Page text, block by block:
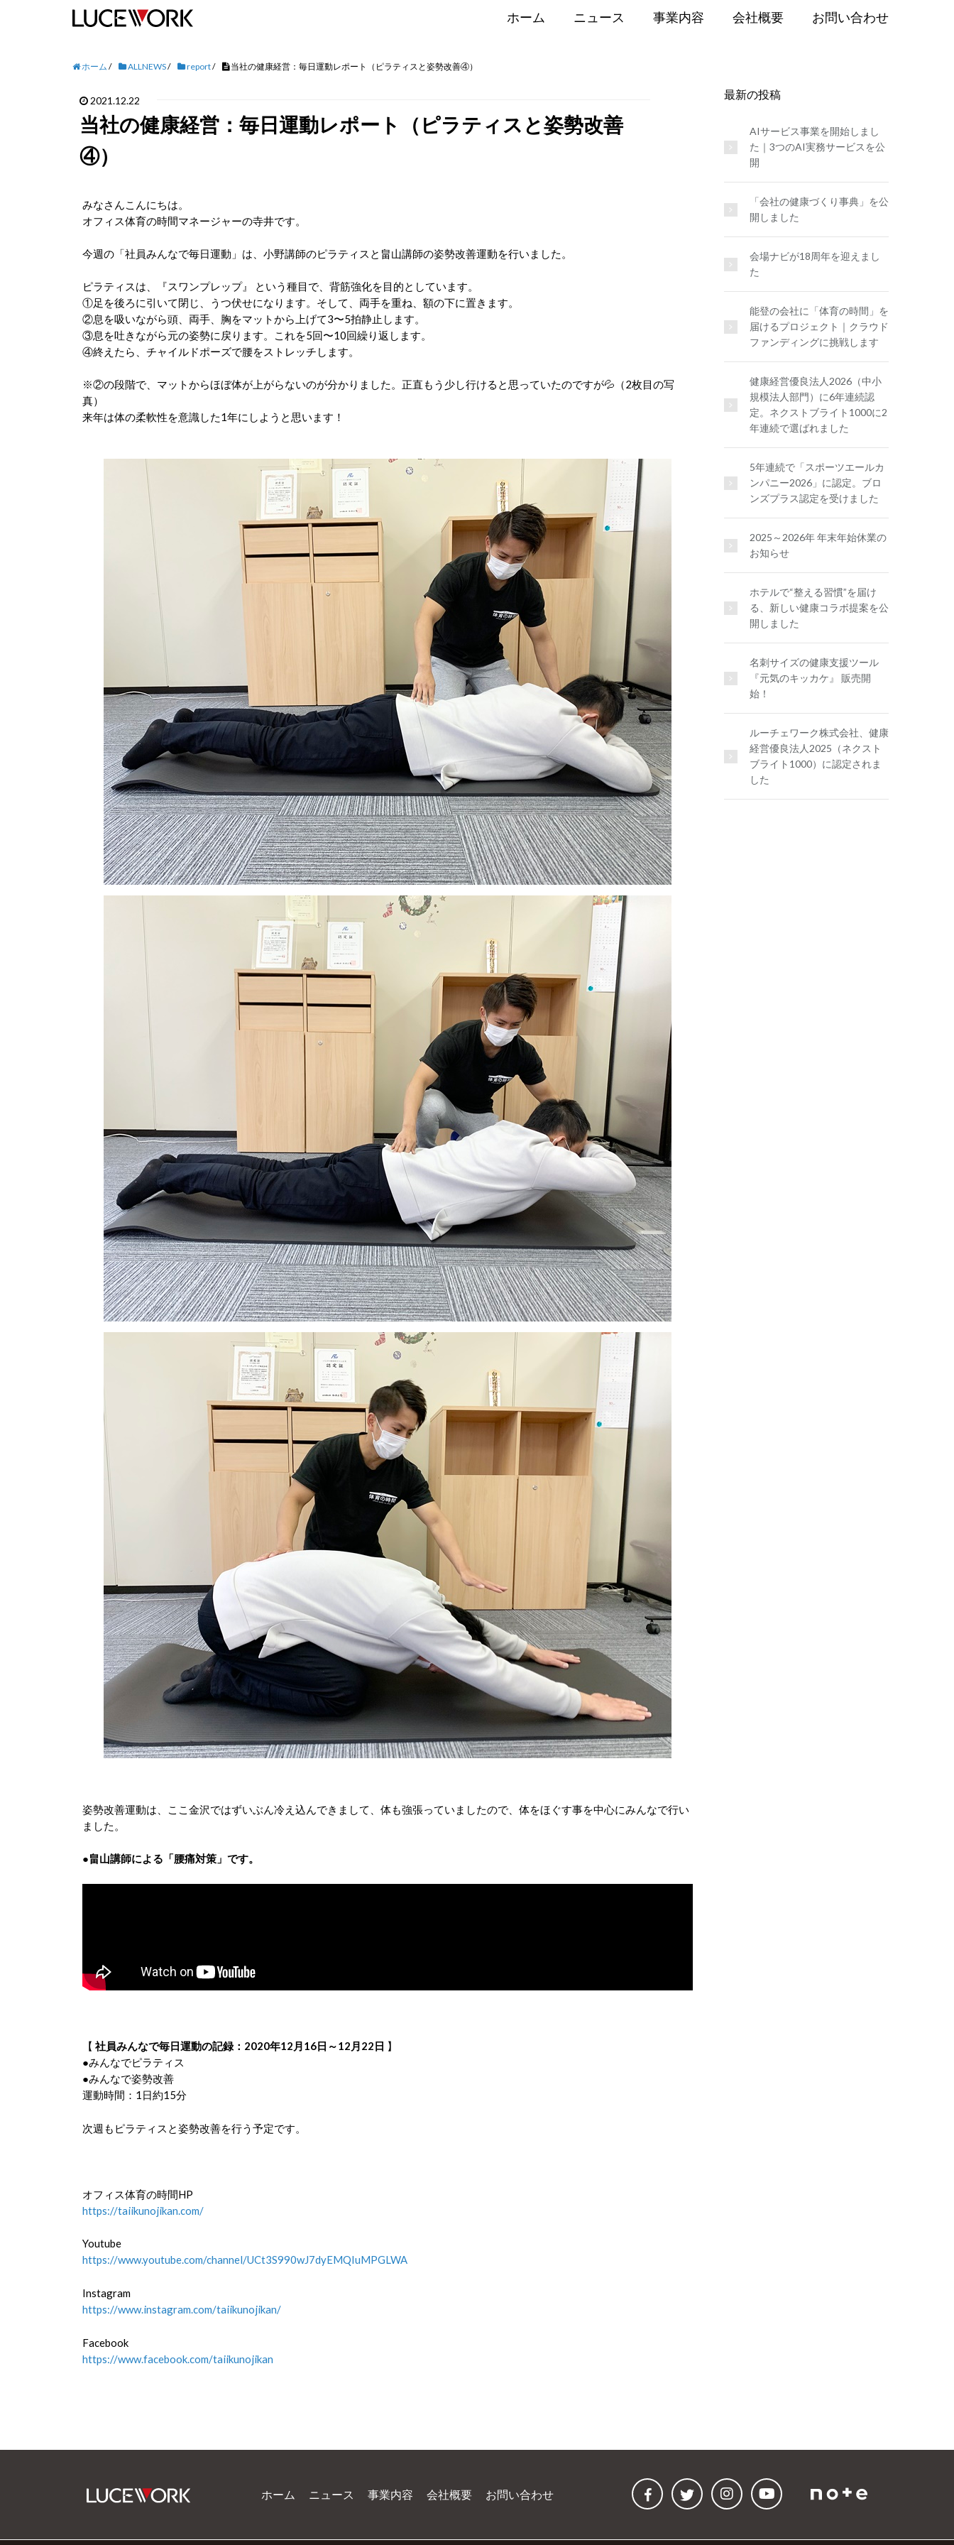
ホーム ニュース 事業内容 会社概要 お問い合わせ
ホーム / ALLNEWS/ report/ 当社の健康経営：毎日運動レポート（ピラティスと姿勢改善④）
2021.12.22
当社の健康経営：毎日運動レポート（ピラティスと姿勢改善
④）
みなさんこんにちは。
オフィス体育の時間マネージャーの寺井です。
今週の「社員みんなで毎日運動」は、小野講師のピラティスと畠山講師の姿勢改善運動を行いました。
ピラティスは、『スワンプレップ』 という種目で、背筋強化を目的としています。
①足を後ろに引いて閉じ、うつ伏せになります。そして、両手を重ね、額の下に置きます。
②息を吸いながら頭、両手、胸をマットから上げて3〜5拍静止します。
③息を吐きながら元の姿勢に戻ります。これを5回〜10回繰り返します。
④終えたら、チャイルドポーズで腰をストレッチします。
※②の段階で、マットからほぼ体が上がらないのが分かりました。正直もう少し行けると思っていたのですが💦（2枚目の写
真）
来年は体の柔軟性を意識した1年にしようと思います！
姿勢改善運動は、ここ金沢ではずいぶん冷え込んできまして、体も強張っていましたので、体をほぐす事を中心にみんなで行い
ました。
●畠山講師による「腰痛対策」です。
【 社員みんなで毎日運動の記録：2020年12月16日～12月22日 】
●みんなでピラティス
●みんなで姿勢改善
運動時間：1日約15分
次週もピラティスと姿勢改善を行う予定です。
オフィス体育の時間HP
https://taiikunojikan.com/
Youtube
https://www.youtube.com/channel/UCt3S990wJ7dyEMQIuMPGLWA
Instagram
https://www.instagram.com/taiikunojikan/
Facebook
https://www.facebook.com/taiikunojikan
最新の投稿
AIサービス事業を開始しまし
た｜3つのAI実務サービスを公
開
「会社の健康づくり事典」を公
開しました
会場ナビが18周年を迎えまし
た
能登の会社に「体育の時間」を
届けるプロジェクト｜クラウド
ファンディングに挑戦します
健康経営優良法人2026（中小
規模法人部門）に6年連続認
定。ネクストブライト1000に2
年連続で選ばれました
5年連続で「スポーツエールカ
ンパニー2026」に認定。ブロ
ンズプラス認定を受けました
2025～2026年 年末年始休業の
お知らせ
ホテルで“整える習慣”を届け
る、新しい健康コラボ提案を公
開しました
名刺サイズの健康支援ツール
『元気のキッカケ』 販売開
始！
ルーチェワーク株式会社、健康
経営優良法人2025（ネクスト
ブライト1000）に認定されま
した
ホーム ニュース 事業内容 会社概要 お問い合わせ